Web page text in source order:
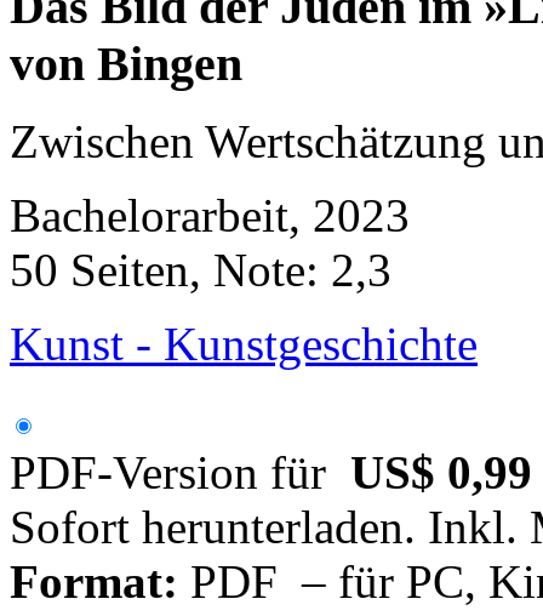
von Bingen
Zwischen Wertschätzung
Bachelorarbeit, 2023
50 Seiten, Note: 2,3
Kunst - Kunstgeschichte
PDF-Version für US$ 0,99
Sofort herunterladen. Inkl.
Format: PDF – für PC,